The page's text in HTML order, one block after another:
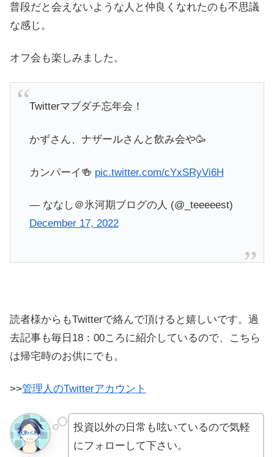
普段だと会えないような人と仲良くなれたのも不思議
な感じ。
オフ会も楽しみました。
Twitterマブダチ忘年会！
かずさん、ナザールさんと飲み会や🥳
カンパーイ🍻 pic.twitter.com/cYxSRyVi6H
— ななし＠氷河期ブログの人 (@_teeeeest)
December 17, 2022
読者様からもTwitterで絡んで頂けると嬉しいです。過
去記事も毎日18：00ころに紹介しているので、こちら
は帰宅時のお供にでも。
>>管理人のTwitterアカウント
投資以外の日常も呟いているので気軽
にフォローして下さい。